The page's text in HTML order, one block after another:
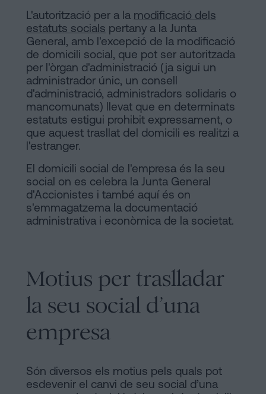
L'autorització per a la modificació dels
estatuts socials pertany a la Junta
General, amb l'excepció de la modificació
de domicili social, que pot ser autoritzada
per l'òrgan d'administració (ja sigui un
administrador únic, un consell
d'administració, administradors solidaris o
mancomunats) llevat que en determinats
estatuts estigui prohibit expressament, o
que aquest trasllat del domicili es realitzi a
l'estranger.
El domicili social de l'empresa és la seu
social on es celebra la Junta General
d'Accionistes i també aquí és on
s'emmagatzema la documentació
administrativa i econòmica de la societat.
Motius per traslladar
la seu social d’una
empresa
Són diversos els motius pels quals pot
esdevenir el canvi de seu social d’una